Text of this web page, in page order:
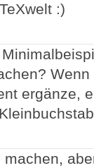
:)
ergänze,